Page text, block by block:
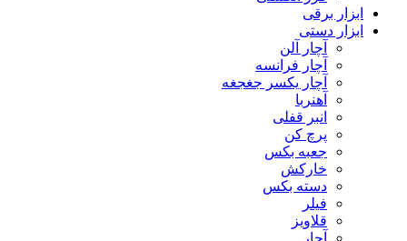
ابزار برقی
ابزار دستی
آچار آلن
آچار فرانسه
آچار یکسر جغجغه
آهنربا
انبر قفلی
پرچ کن
جعبه بکس
خارکش
دسته بکس
فیلر
قلاویز